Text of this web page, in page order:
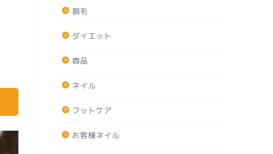
脱毛
ダイエット
商品
ネイル
フットケア
お客様ネイル